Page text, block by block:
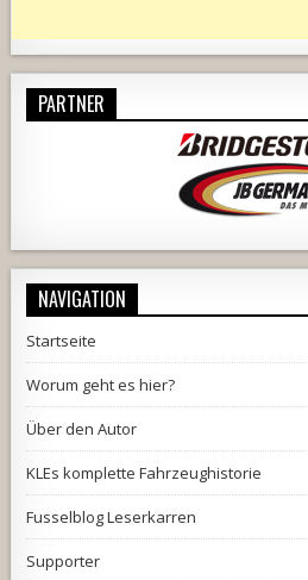
PARTNER
NAVIGATION
Startseite
Worum geht es hier?
Über den Autor
KLEs komplette Fahrzeughistorie
Fusselblog Leserkarren
Supporter